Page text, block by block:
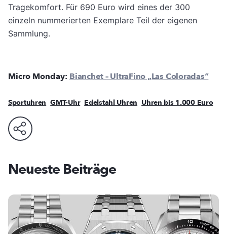
Tragekomfort. Für 690 Euro wird eines der 300
einzeln nummerierten Exemplare Teil der eigenen
Sammlung.
Micro Monday: Bianchet – UltraFino „Las Coloradas“
Sportuhren GMT-Uhr Edelstahl Uhren Uhren bis 1.000 Euro
Neueste Beiträge